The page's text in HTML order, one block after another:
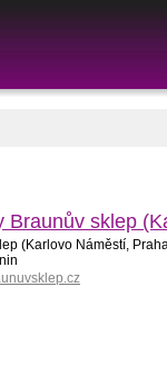
Braunův sklep
(Karlovo Náměstí,